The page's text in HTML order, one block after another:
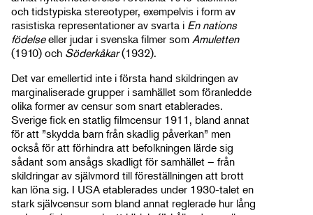
och tidstypiska stereotyper, exempelvis i form av
rasistiska representationer av svarta i En nations
födelseeller judar i svenska filmer som Amuletten
(1910) och Söderkåkar(1932).
Det var emellertid inte i första hand skildringen av
marginaliserade grupper i samhället som föranledde
olika former av censur som snart etablerades.
Sverige fick en statlig filmcensur 1911, bland annat
för att ”skydda barn från skadlig påverkan” men
också för att förhindra att befolkningen lärde sig
sådant som ansågs skadligt för samhället – från
skildringar av självmord till föreställningen att brott
kan löna sig. I USA etablerades under 1930-talet en
stark självcensur som bland annat reglerade hur lång